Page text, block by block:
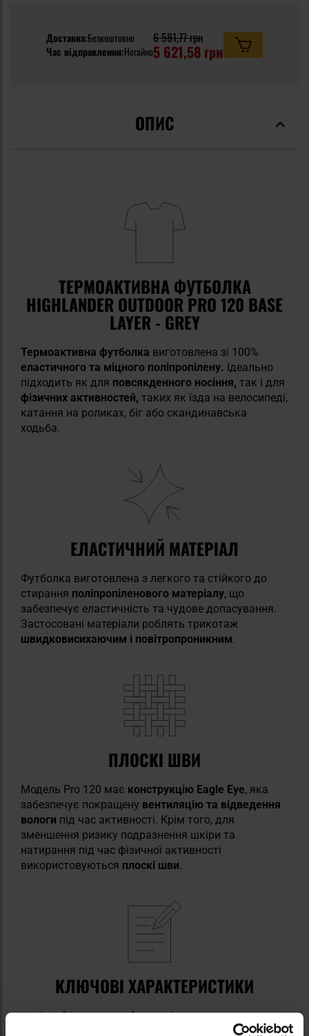
Доставка:Безкоштовно
Час відправлення:Негайно
6 581,77 грн
5 621,58 грн
ОПИС
ТЕРМОАКТИВНА ФУТБОЛКА
HIGHLANDER OUTDOOR PRO 120 BASE
LAYER - GREY
Термоактивна футболка виготовлена зі 100%
еластичного та міцного поліпропілену. Ідеально
підходить як для повсякденного носіння, так і для
фізичних активностей, таких як їзда на велосипеді,
катання на роликах, біг або скандинавська
ходьба.
ЕЛАСТИЧНИЙ МАТЕРІАЛ
Футболка виготовлена з легкого та стійкого до
стирання поліпропіленового матеріалу, що
забезпечує еластичність та чудове допасування.
Застосовані матеріали роблять трикотаж
швидковисихаючим і повітропроникним.
ПЛОСКІ ШВИ
Модель Pro 120 має конструкцію Eagle Eye, яка
забезпечує покращену вентиляцію та відведення
вологи під час активності. Крім того, для
зменшення ризику подразнення шкіри та
натирання під час фізичної активності
використовуються плоскі шви.
КЛЮЧОВІ ХАРАКТЕРИСТИКИ
міцний і еластичний матеріал